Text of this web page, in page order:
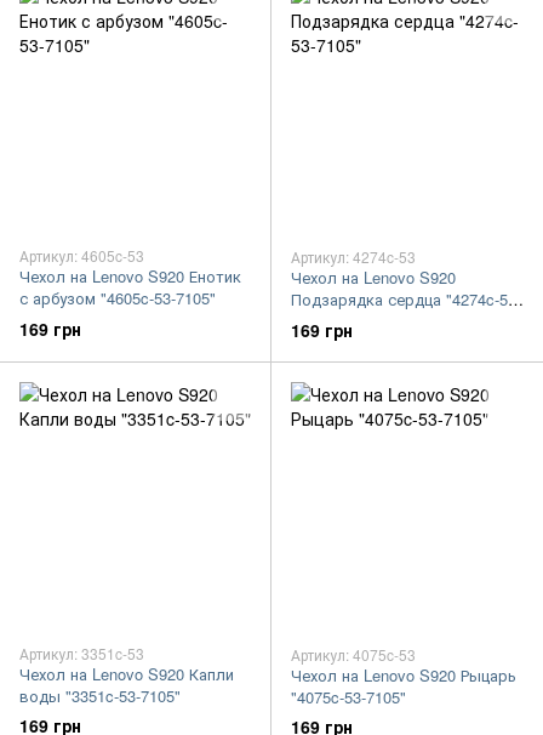
Артикул: 4605c-53
Чехол на Lenovo S920 Енотик
с арбузом "4605c-53-7105"
169 грн
Артикул: 4274c-53
Чехол на Lenovo S920
Подзарядка сердца "4274c-53-
7105"
169 грн
Артикул: 3351c-53
Чехол на Lenovo S920 Капли
воды "3351c-53-7105"
169 грн
Артикул: 4075c-53
Чехол на Lenovo S920 Рыцарь
"4075c-53-7105"
169 грн